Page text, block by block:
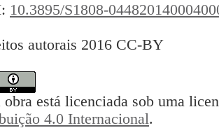
10.3895/S1808-
autorais 2016 CC-BY
obra está licenciada sob uma
4.0 Internacional.